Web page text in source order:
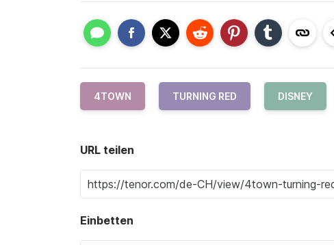
4TOWN TURNING RED DISNEY
URL teilen
Einbetten